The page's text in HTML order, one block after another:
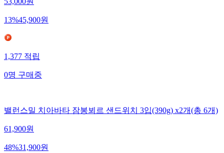
53,000원
13%45,900원
1,377적립
0명구매중
밸런스밀 치아바타 잠봉뵈르 샌드위치 3입(390g) x2개(총 6개)
61,900원